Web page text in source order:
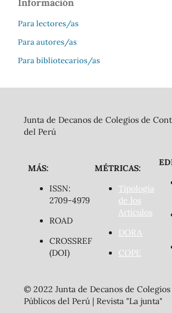
Para lectores/as
Para autores/as
Para bibliotecarios/as
Junta de Decanos de Colegios de
del Perú
MÁS:
ISSN:
2709-4979
ROAD
CROSSREF
(DOI)
MÉTRICAS:
Tipología
de los
Artículos
DORA
COPE
© 2022 Junta de Decanos de
Públicos del Perú | Revista "La junta"